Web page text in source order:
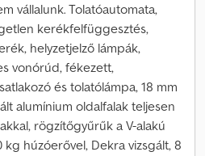
vállalunk. Tolatóautomata,
kerékfelfüggesztés,
helyzetjelző lámpák,
vonórúd, fékezett,
és tolatólámpa, 18 mm
alumínium oldalfalak teljesen
rögzítőgyűrűk a V-alakú
húzóerővel, Dekra vizsgált, 8